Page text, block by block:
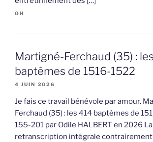
OH
Martigné-Ferchaud (35) :
baptêmes de 1516-1522
4 JUIN 2026
Je fais ce travail bénévole par amour.
Ferchaud (35) : les 414 baptêmes de
155-201 par Odile HALBERT en 2026 La
retranscription intégrale contrairement